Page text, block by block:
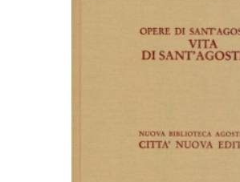
AGGIUNGI AL CARRELLO